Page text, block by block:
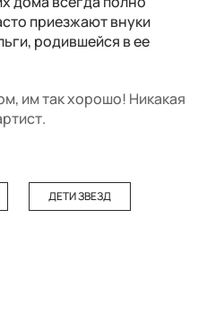
приезжают внуки
родившейся в ее
им так хорошо! Никакая
ДЕТИ ЗВЕЗД